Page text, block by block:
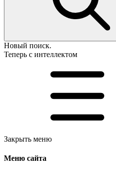
Новый поиск.
Теперь с интеллектом
Закрыть меню
Меню сайта